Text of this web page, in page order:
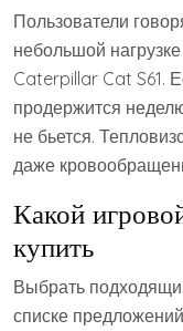
Пользователи
небольшой
Caterpillar Cat S61.
продержится
не бьется.
даже
Какой
купить
Выбрать
списке